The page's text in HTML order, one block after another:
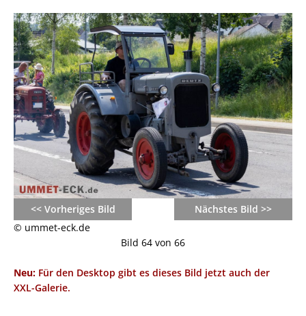
<< Vorheriges Bild
Nächstes Bild >>
© ummet-eck.de
Bild 64 von 66
Neu: Für den Desktop gibt es dieses Bild jetzt auch der
XXL-Galerie.